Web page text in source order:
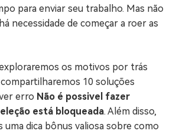
para enviar seu trabalho. Mas não
necessidade de começar a roer as
os motivos por trás
10 soluções
erro Não é possivel fazer
está bloqueada. Além disso,
dica bônus valiosa sobre como